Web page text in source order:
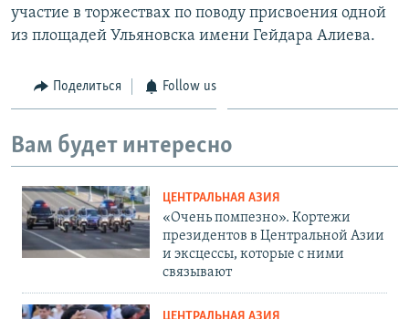
участие в торжествах по поводу присвоения одной
из площадей Ульяновска имени Гейдара Алиева.
Поделиться Follow us
Вам будет интересно
ЦЕНТРАЛЬНАЯ АЗИЯ
«Очень помпезно». Кортежи
президентов в Центральной Азии
и эксцессы, которые с ними
связывают